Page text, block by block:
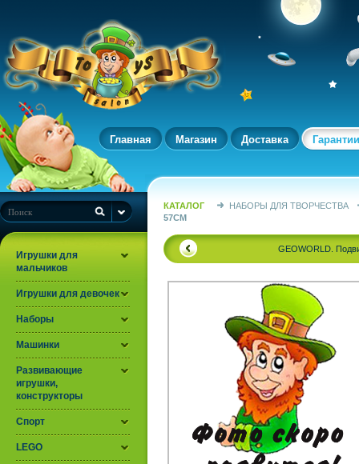
Главная Магазин Доставка Гарантии
Игрушки для
мальчиков
Игрушки для девочек
Наборы
Машинки
Развивающие
игрушки,
конструкторы
Спорт
LEGO
КАТАЛОГ
НАБОРЫ ДЛЯ ТВОРЧЕСТВА
57СМ
GEOWORLD.